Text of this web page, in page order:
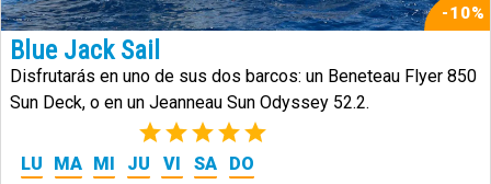
-10%
Blue Jack Sail
Disfrutarás en uno de sus dos barcos: un Beneteau Flyer 850
Sun Deck, o en un Jeanneau Sun Odyssey 52.2.
(1)
LU MA MI JU VI SA DO